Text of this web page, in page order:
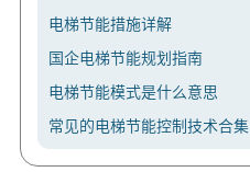
电梯节能措施详解
国企电梯节能规划指南
电梯节能模式是什么意思
常见的电梯节能控制技术合集